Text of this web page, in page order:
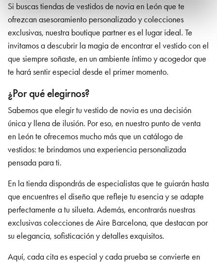
Si buscas tiendas de vestidos de noviaen Leónque te
ofrezcan asesoramiento personalizado y colecciones
exclusivas, nuestra boutique partner es el lugar ideal. Te
invitamos a descubrir la magia de encontrar el vestido con el
que siempre soñaste, en un ambiente íntimo y acogedor que
te hará sentir especial desde el primer momento.
¿Por qué elegirnos?
Sabemos que elegir tu vestido de novia es una decisión
única y llena de ilusión. Por eso, en nuestro punto de venta
en Leónte ofrecemos mucho más que un catálogo de
vestidos: te brindamos una experiencia personalizada
pensada para ti.
En la tienda dispondrás de especialistas que te guiarán hasta
que encuentres el diseño que refleje tu esencia y se adapte
perfectamente a tu silueta. Además, encontrarás nuestras
exclusivas colecciones de Aire Barcelona, que destacan por
su elegancia, sofisticación y detalles exquisitos.
Aquí, cada cita es especial y cada prueba se convierte en